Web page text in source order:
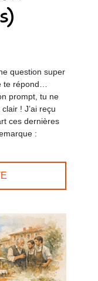
question super
te répond…
prompt, tu ne
! J’ai reçu
ces dernières
: